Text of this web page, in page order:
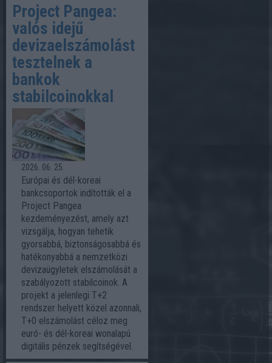
Project Pangea:
valós idejű
devizaelszámolást
tesztelnek a
bankok
stabilcoinokkal
2026. 06. 25.
Európai és dél-koreai
bankcsoportok indították el a
Project Pangea
kezdeményezést, amely azt
vizsgálja, hogyan tehetik
gyorsabbá, biztonságosabbá és
hatékonyabbá a nemzetközi
devizaügyletek elszámolását a
szabályozott stabilcoinok. A
projekt a jelenlegi T+2
rendszer helyett közel azonnali,
T+0 elszámolást céloz meg
euró- és dél-koreai wonalapú
digitális pénzek segítségével.